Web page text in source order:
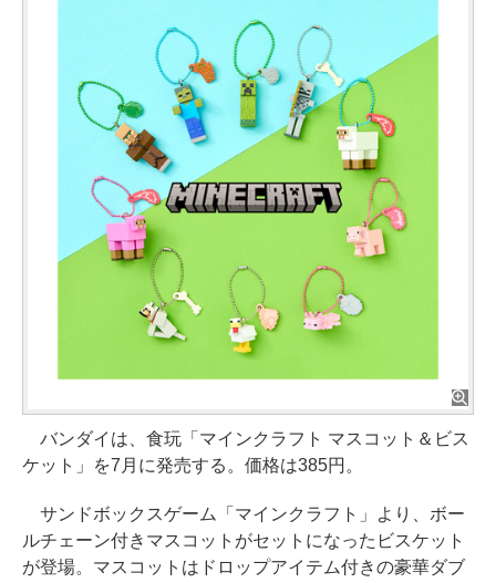
バンダイは、食玩「マインクラフト マスコット＆ビス
ケット」を7月に発売する。価格は385円。
サンドボックスゲーム「マインクラフト」より、ボー
ルチェーン付きマスコットがセットになったビスケット
が登場。マスコットはドロップアイテム付きの豪華ダブ